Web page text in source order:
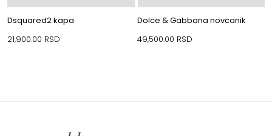
Dsquared2 kapa
21,900.00 RSD
Dolce & Gabbana novcanik
49,500.00 RSD